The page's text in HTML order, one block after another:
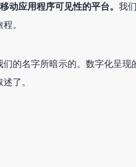
动应用程序可见性的平台。 我
。
的名字所暗示的。数字化呈
了。